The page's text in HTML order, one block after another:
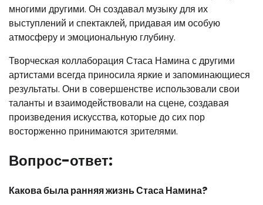
многими другими. Он создавал музыку для их
выступлений и спектаклей, придавая им особую
атмосферу и эмоциональную глубину.
Творческая коллаборация Стаса Намина с другими
артистами всегда приносила яркие и запоминающиеся
результаты. Они в совершенстве использовали свои
таланты и взаимодействовали на сцене, создавая
произведения искусства, которые до сих пор
восторженно принимаются зрителями.
Вопрос-ответ:
Какова была ранняя жизнь Стаса Намина?